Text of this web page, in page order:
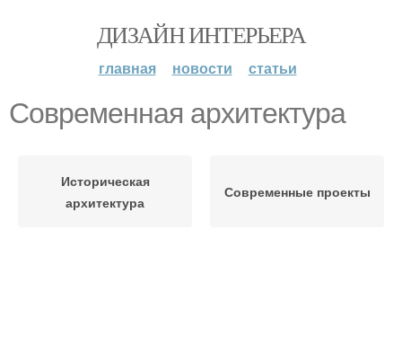
ДИЗАЙН ИНТЕРЬЕРА
главная новости статьи
Современная архитектура
Историческая
архитектура
Современные проекты